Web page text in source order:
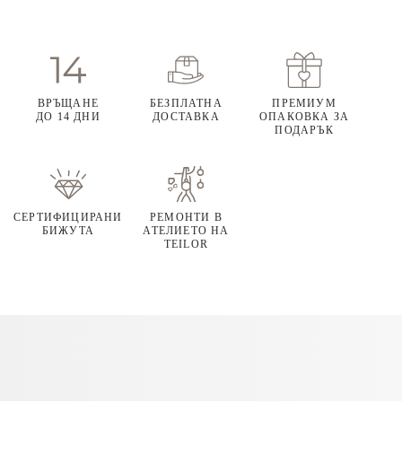
ВРЪЩАНЕ
ДО 14 ДНИ
БЕЗПЛАТНА
ДОСТАВКА
ПРЕМИУМ
ОПАКОВКА ЗА
ПОДАРЪК
СЕРТИФИЦИРАНИ
БИЖУТА
РЕМОНТИ В
АТЕЛИЕТО НА
TEILOR